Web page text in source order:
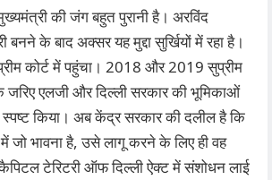
की जंग बहुत पुरानी है। अरविंद
के बाद अक्सर यह मुद्दा सुर्खियों में रहा है।
कोर्ट में पहुंचा। 2018 और 2019 सुप्रीम
एलजी और दिल्ली सरकार की भूमिकाओं
किया। अब केंद्र सरकार की दलील है कि
जो भावना है, उसे लागू करने के लिए ही वह
टेरिटरी ऑफ दिल्ली ऐक्ट में संशोधन लाई